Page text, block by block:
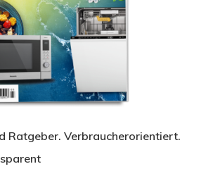
Ratgeber. Verbraucherorientiert.